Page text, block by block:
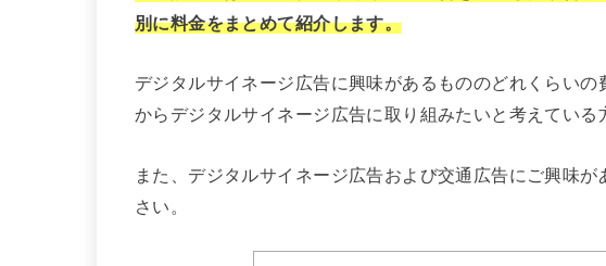
別に料金をまとめて紹介します。
デジタルサイネージ広告に興味があるもののどれくらいの
からデジタルサイネージ広告に取り組みたいと考えている
また、デジタルサイネージ広告および交通広告にご興味が
さい。